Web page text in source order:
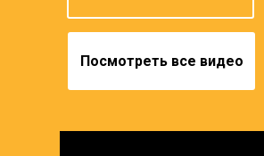
Посмотреть все видео